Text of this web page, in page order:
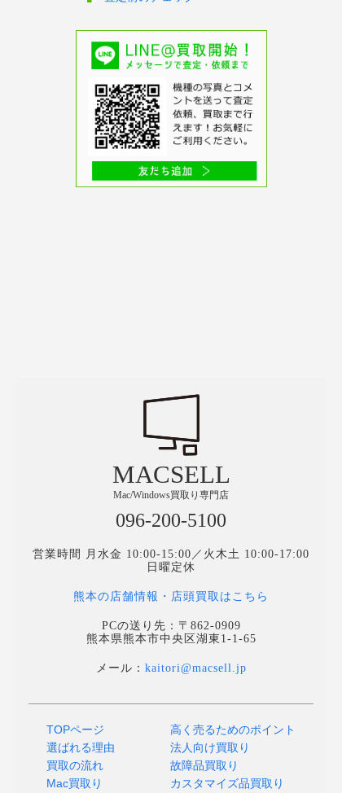
MACSELL
Mac/Windows買取り専門店
096-200-5100
営業時間 月水金 10:00-15:00／火木土 10:00-17:00
日曜定休
熊本の店舗情報・店頭買取はこちら
PCの送り先：〒862-0909
熊本県熊本市中央区湖東1-1-65
メール： kaitori@macsell.jp
TOPページ
選ばれる理由
買取の流れ
Mac買取り
高く売るためのポイント
法人向け買取り
故障品買取り
カスタマイズ品買取り